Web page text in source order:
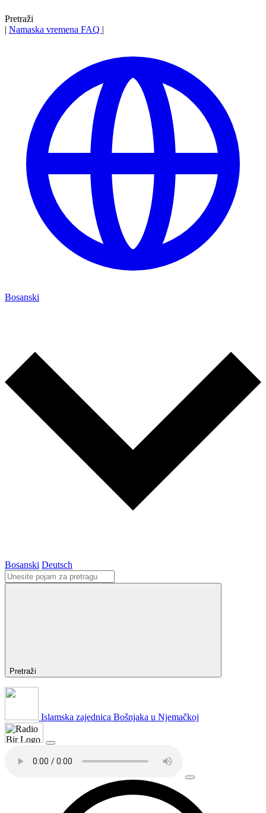
Pretraži
| Namaska vremena FAQ |
Bosanski
Bosanski Deutsch
Pretraži
Islamska zajednica Bošnjaka u Njemačkoj